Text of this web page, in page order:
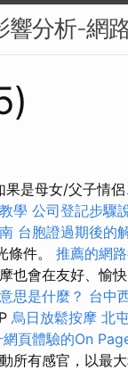
響分析-網
是母女/父子情
學 公司登記步驟
台胞證過期後的
條件。 推薦的網
也會在友好、愉
思是什麼？ 台中
烏日放鬆按摩 北
網頁體驗的On
所有感官，以最